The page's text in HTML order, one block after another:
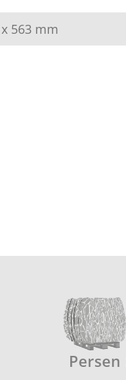
563 mm
Persen